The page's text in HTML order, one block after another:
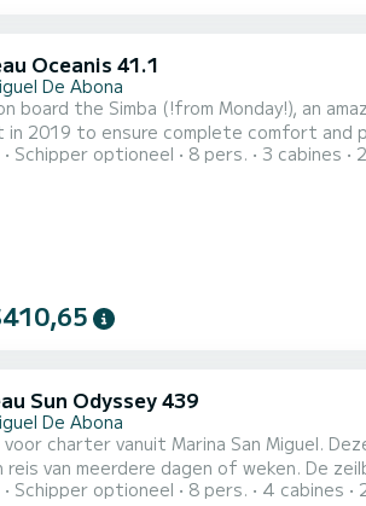
Oceanis 41.1
De Abona
board the Simba (!from Monday!), an
to ensure complete comfort and performance at sea. The boat has 3
an overall length of 12 meters, it will
Schipper optioneel 8 pers. 3 cabines
Sun Odyssey 439
De Abona
charter vanuit Marina San Miguel.
dagen of weken. De zeilboot is 13 meter lang en heeft 54 pk. Met zijn 4 hutten is het schip geschikt
voor een reis. Voor uw comfort heeft Gael 2 toiletten met douche Deze boot is uitgerust met een
Schipper optioneel 8 pers. 4 cabines